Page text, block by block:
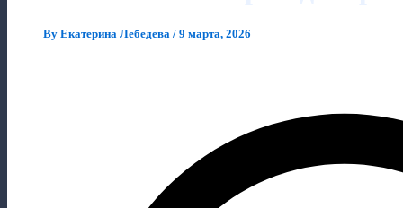
By Екатерина Лебедева / 9 марта, 2026